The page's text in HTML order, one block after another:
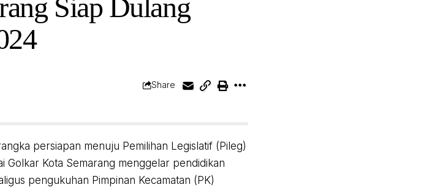
Siap Dulang
Share
persiapan menuju Pemilihan Legislatif (Pileg)
Golkar Kota Semarang menggelar pendidikan
pengukuhan Pimpinan Kecamatan (PK)